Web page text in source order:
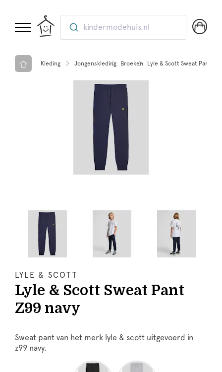
kindermodehuis.nl
Kleding Jongenskleding Broeken Lyle & Scott Sweat Pant
LYLE & SCOTT
Lyle & Scott Sweat Pant
Z99 navy
Sweat pant van het merk lyle & scott uitgevoerd in
z99 navy.